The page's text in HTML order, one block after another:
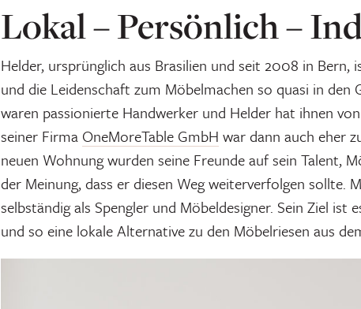
Lokal – Persönlich –
Helder, ursprünglich aus Brasilien und seit 2008 in Bern,
und die Leidenschaft zum Möbelmachen so quasi in den
waren passionierte Handwerker und Helder hat ihnen
seiner Firma OneMoreTable GmbH war dann auch eher
neuen Wohnung wurden seine Freunde auf sein Talent,
der Meinung, dass er diesen Weg weiterverfolgen sollte.
selbständig als Spengler und Möbeldesigner. Sein Ziel ist
und so eine lokale Alternative zu den Möbelriesen aus